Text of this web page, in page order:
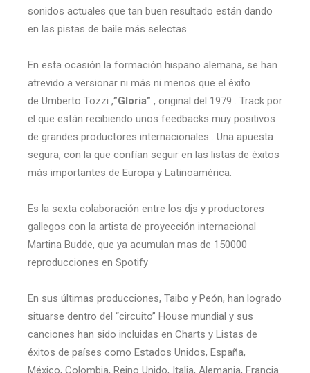
sonidos actuales que tan buen resultado están dando
en las pistas de baile más selectas.
En esta ocasión la formación hispano alemana, se han
atrevido a versionar ni más ni menos que el éxito
de Umberto Tozzi ,”Gloria” , original del 1979 . Track por
el que están recibiendo unos feedbacks muy positivos
de grandes productores internacionales . Una apuesta
segura, con la que confían seguir en las listas de éxitos
más importantes de Europa y Latinoamérica.
Es la sexta colaboración entre los djs y productores
gallegos con la artista de proyección internacional
Martina Budde, que ya acumulan mas de 150000
reproducciones en Spotify
En sus últimas producciones, Taibo y Peón, han logrado
situarse dentro del “circuito” House mundial y sus
canciones han sido incluidas en Charts y Listas de
éxitos de países como Estados Unidos, España,
México, Colombia, Reino Unido, Italia, Alemania, Francia